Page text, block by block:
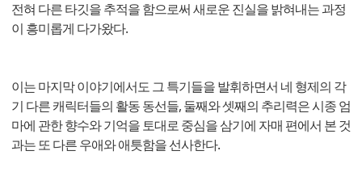
전혀 다른 타깃을 추적을 함으로써 새로운 진실을 밝혀내는 과정
이 흥미롭게 다가왔다.
이는 마지막 이야기에서도 그 특기들을 발휘하면서 네 형제의 각
기 다른 캐릭터들의 활동 동선들, 둘째와 셋째의 추리력은 시종 엄
마에 관한 향수와 기억을 토대로 중심을 삼기에 자매 편에서 본 것
과는 또 다른 우애와 애틋함을 선사한다.